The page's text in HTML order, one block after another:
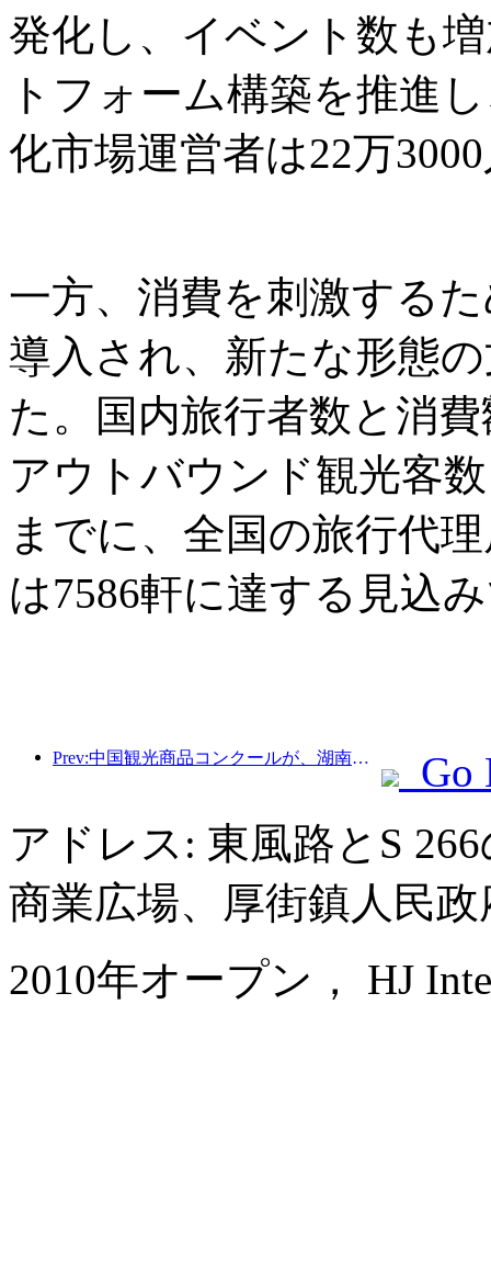
発化し、イベント数も
トフォーム構築を推進
化市場運営者は22万
一方、消費を刺激する
導入され、新たな形態
た。国内旅行者数と消
アウトバウンド観光客
までに、全国の旅行代
は7586軒に達する見込
Prev:中国観光商品コンクールが、湖南省湘潭市にて盛況のうちに開催されました。
Go
アドレス: 東風路とS
商業広場、厚街鎮人民政
2010年オープン， HJ